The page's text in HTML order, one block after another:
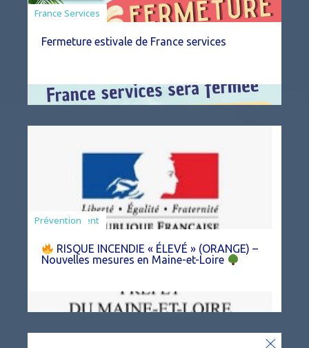
France Services
Fermeture estivale de France services
Agriculture
Arrêté
Environnement
Prévention
RISQUE INCENDIE « ÉLEVÉ » (ORANGE) –
Nouvelles mesures en Maine-et-Loire